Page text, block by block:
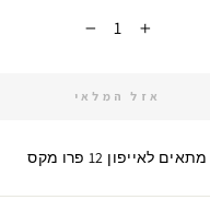
+
אזל המלאי
מתאים לאייפון 12 פרו מקס